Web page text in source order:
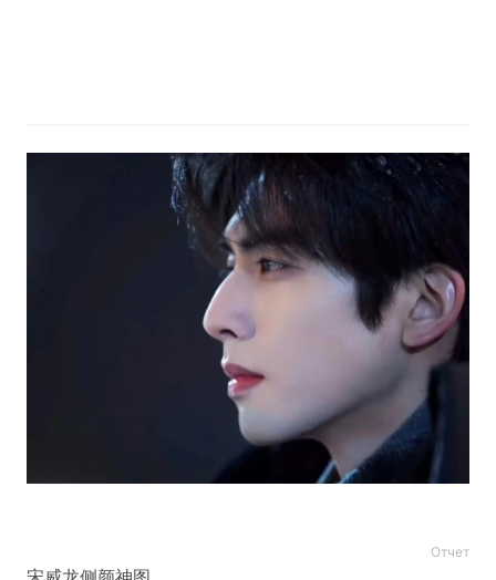
Отчет